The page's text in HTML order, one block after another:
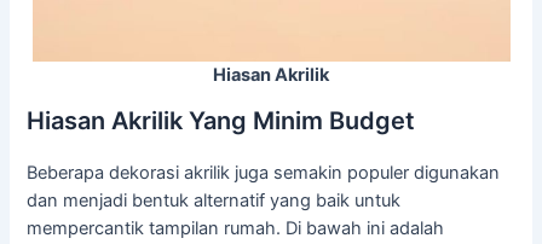
Hiasan Akrilik
Hiasan Akrilik Yang Minim Budget
Beberapa dekorasi akrilik juga semakin populer digunakan
dan menjadi bentuk alternatif yang baik untuk
mempercantik tampilan rumah. Di bawah ini adalah